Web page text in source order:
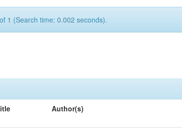
1 (Search time: 0.002 seconds).
Author(s)